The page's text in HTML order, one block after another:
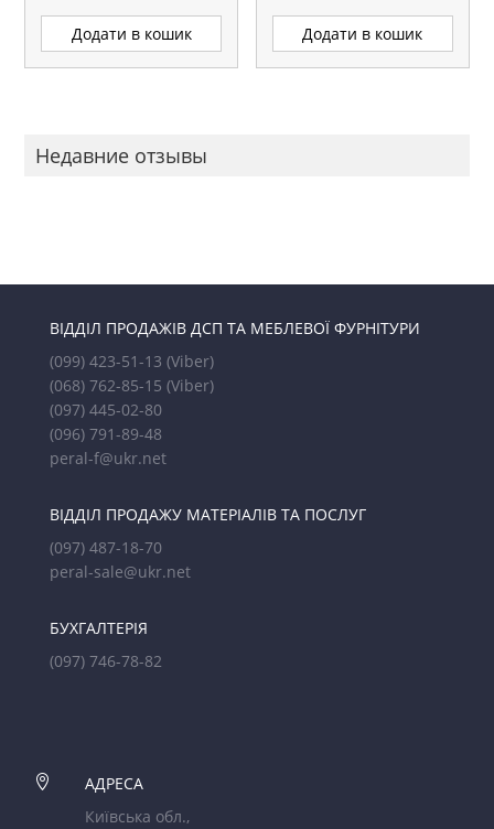
Додати в кошик Додати в кошик
Недавние отзывы
ВІДДІЛ ПРОДАЖІВ ДСП ТА МЕБЛЕВОЇ ФУРНІТУРИ
(099) 423-51-13 (Viber)
(068) 762-85-15 (Viber)
(097) 445-02-80
(096) 791-89-48
peral-f@ukr.net
ВІДДІЛ ПРОДАЖУ МАТЕРІАЛІВ ТА ПОСЛУГ
(097) 487-18-70
peral-sale@ukr.net
БУХГАЛТЕРІЯ
(097) 746-78-82

АДРЕСА
Київська обл.,